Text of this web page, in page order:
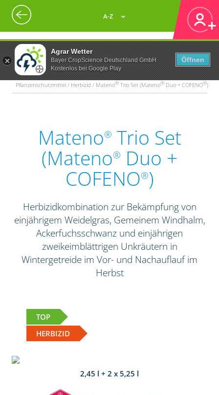
Agrar Wetter
Bayer CropScience Deutschland GmbH
Kostenlos bei Google Play
Öffnen
A-Z
Pflanzenschutzmittel / Herbizid / Mateno® Trio Set (Mateno® Duo + COFENO®)
Mateno® Trio Set
(Mateno® Duo +
COFENO®)
Herbizidkombination zur Bekämpfung von
einjährigem Weidelgras, Gemeinem Windhalm,
Ackerfuchsschwanz und einjährigen
zweikeimblättrigen Unkräutern in
Wintergetreide im Vor- und Nachauflauf im
Herbst
TOP
HERBIZID
2,45 l + 2 x 5,25 l